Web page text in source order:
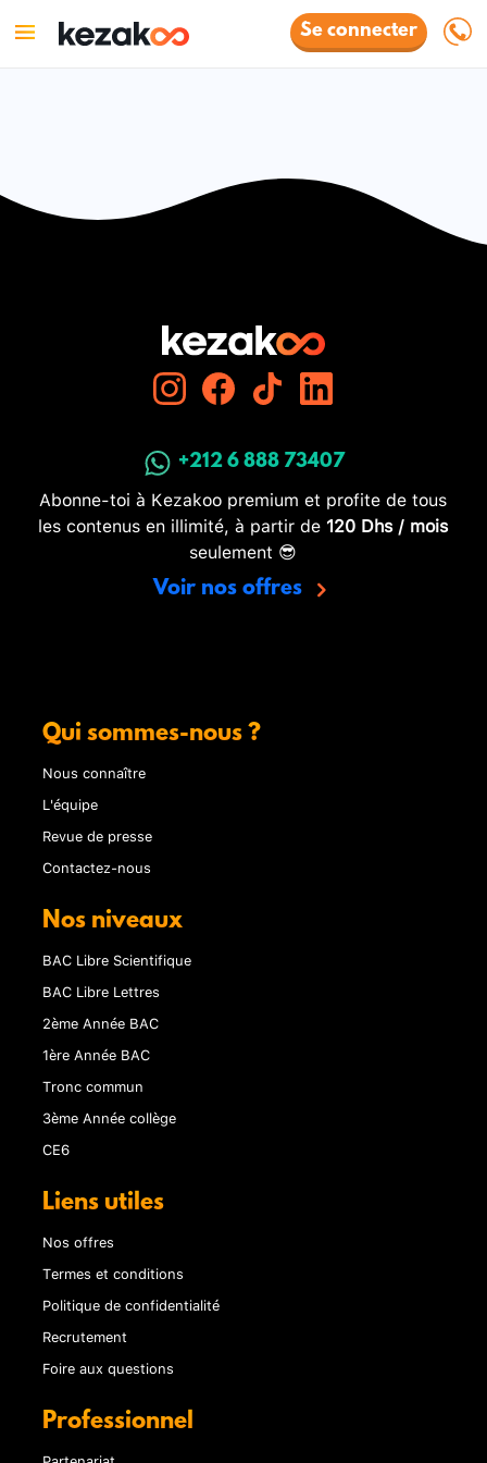
Se connecter
+212 6 888 73407
Abonne-toi à Kezakoo premium et profite de tous
les contenus en illimité, à partir de 120 Dhs / mois
seulement 😎
Voir nos offres
Qui sommes-nous ?
Nous connaître
L'équipe
Revue de presse
Contactez-nous
Nos niveaux
BAC Libre Scientifique
BAC Libre Lettres
2ème Année BAC
1ère Année BAC
Tronc commun
3ème Année collège
CE6
Liens utiles
Nos offres
Termes et conditions
Politique de confidentialité
Recrutement
Foire aux questions
Professionnel